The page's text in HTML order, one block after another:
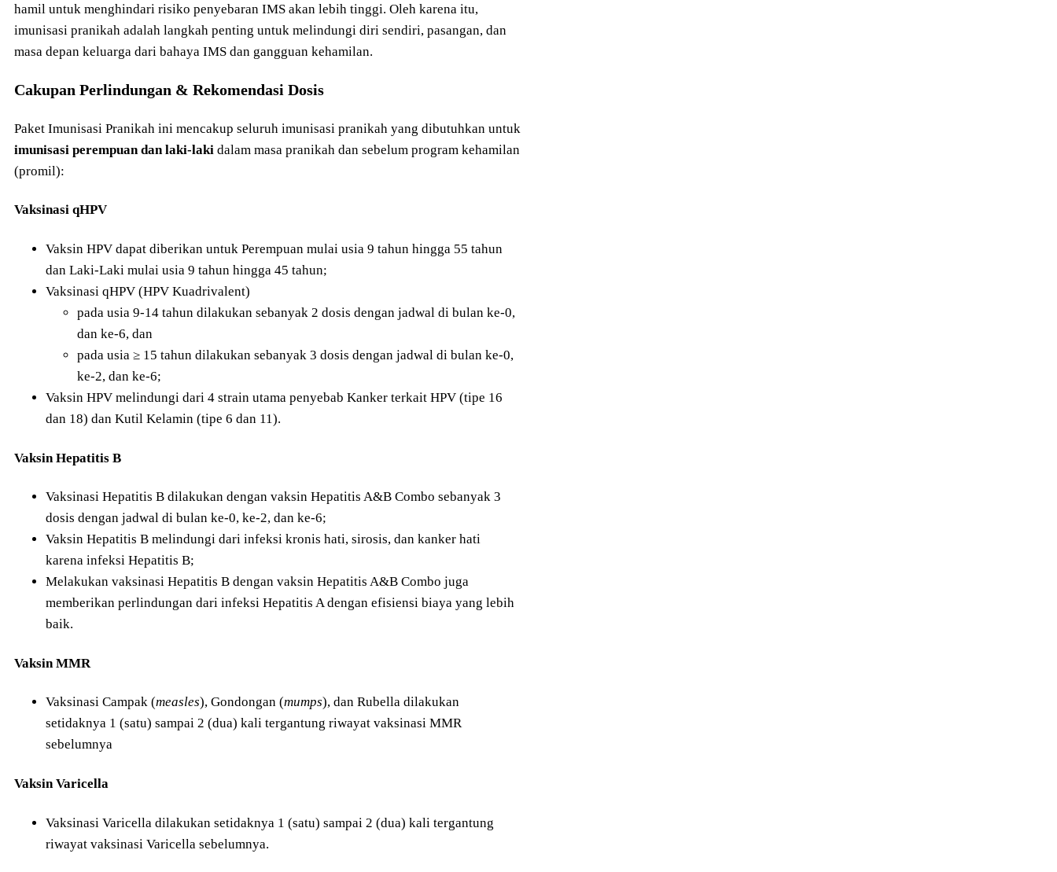
hamil untuk menghindari risiko penyebaran IMS akan lebih tinggi. Oleh karena itu,
imunisasi pranikah adalah langkah penting untuk melindungi diri sendiri, pasangan, dan
masa depan keluarga dari bahaya IMS dan gangguan kehamilan.
Cakupan Perlindungan & Rekomendasi Dosis
Paket Imunisasi Pranikah ini mencakup seluruh imunisasi pranikah yang dibutuhkan untuk
imunisasi perempuan dan laki-laki dalam masa pranikah dan sebelum program kehamilan
(promil):
Vaksinasi qHPV
Vaksin HPV dapat diberikan untuk Perempuan mulai usia 9 tahun hingga 55 tahun
dan Laki-Laki mulai usia 9 tahun hingga 45 tahun;
Vaksinasi qHPV (HPV Kuadrivalent)
pada usia 9-14 tahun dilakukan sebanyak 2 dosis dengan jadwal di bulan ke-0,
dan ke-6, dan
pada usia ≥ 15 tahun dilakukan sebanyak 3 dosis dengan jadwal di bulan ke-0,
ke-2, dan ke-6;
Vaksin HPV melindungi dari 4 strain utama penyebab Kanker terkait HPV (tipe 16
dan 18) dan Kutil Kelamin (tipe 6 dan 11).
Vaksin Hepatitis B
Vaksinasi Hepatitis B dilakukan dengan vaksin Hepatitis A&B Combo sebanyak 3
dosis dengan jadwal di bulan ke-0, ke-2, dan ke-6;
Vaksin Hepatitis B melindungi dari infeksi kronis hati, sirosis, dan kanker hati
karena infeksi Hepatitis B;
Melakukan vaksinasi Hepatitis B dengan vaksin Hepatitis A&B Combo juga
memberikan perlindungan dari infeksi Hepatitis A dengan efisiensi biaya yang lebih
baik.
Vaksin MMR
Vaksinasi Campak (measles), Gondongan (mumps), dan Rubella dilakukan
setidaknya 1 (satu) sampai 2 (dua) kali tergantung riwayat vaksinasi MMR
sebelumnya
Vaksin Varicella
Vaksinasi Varicella dilakukan setidaknya 1 (satu) sampai 2 (dua) kali tergantung
riwayat vaksinasi Varicella sebelumnya.